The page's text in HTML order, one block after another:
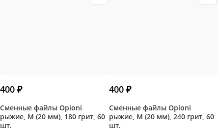
400 ₽
Сменные файлы Opioni
рыжие, М (20 мм), 180 грит, 60
шт.
400 ₽
Сменные файлы Opioni
рыжие, М (20 мм), 240 грит, 60
шт.